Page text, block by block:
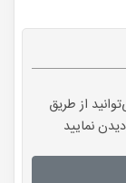
از طریق
نمایید